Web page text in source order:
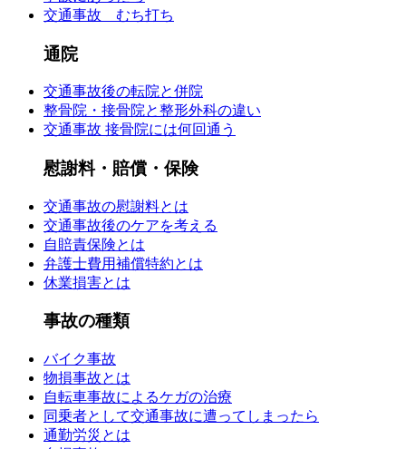
交通事故 むち打ち
通院
交通事故後の転院と併院
整骨院・接骨院と整形外科の違い
交通事故 接骨院には何回通う
慰謝料・賠償・保険
交通事故の慰謝料とは
交通事故後のケアを考える
自賠責保険とは
弁護士費用補償特約とは
休業損害とは
事故の種類
バイク事故
物損事故とは
自転車事故によるケガの治療
同乗者として交通事故に遭ってしまったら
通勤労災とは